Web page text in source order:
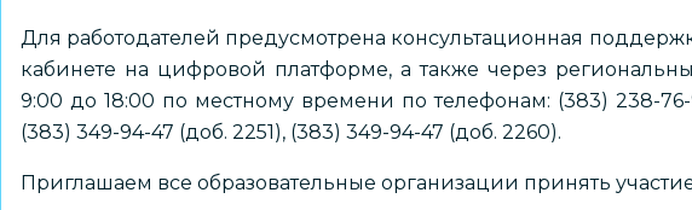
Для работодателей предусмотрена консультационная
кабинете на цифровой платформе, а также через
9:00 до 18:00 по местному времени по телефонам: (383) 238-76-
(383) 349-94-47 (доб. 2251), (383) 349-94-47 (доб. 2260).
Приглашаем все образовательные организации принять